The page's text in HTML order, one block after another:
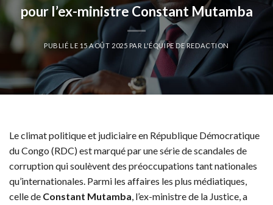
pour l’ex-ministre Constant Mutamba
PUBLIÉ LE 15 AOÛT 2025 PARL'ÉQUIPE DE REDACTION
Le climat politique et judiciaire en République Démocratique
du Congo (RDC) est marqué par une série de scandales de
corruption qui soulèvent des préoccupations tant nationales
qu’internationales. Parmi les affaires les plus médiatiques,
celle de Constant Mutamba, l’ex-ministre de la Justice, a